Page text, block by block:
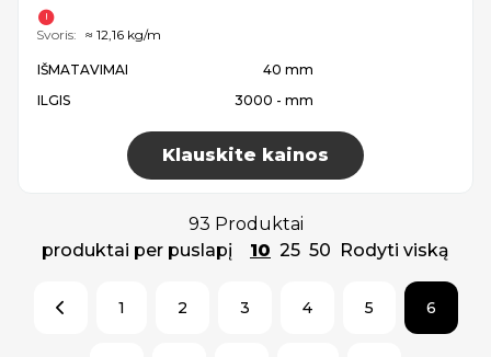
IŠMATAVIMAI
40 mm
ILGIS
3000 - mm
Klauskite kainos
Svoris: ≈ 12,16 kg/m
93 Produktai
produktai per puslapį
10 25 50 Rodyti viską
1 2 3 4 5 6